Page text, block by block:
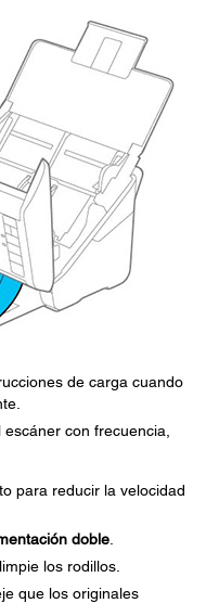
de carga cuando
con frecuencia,
para reducir la velocidad
doble
los rodillos.
que los originales